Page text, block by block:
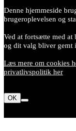
Denne hjemmeside
brugeroplevelsen og
Ved at fortsætte med at
og dit valg bliver gemt
Læs mere om cookies
privatlivspolitik her
OK